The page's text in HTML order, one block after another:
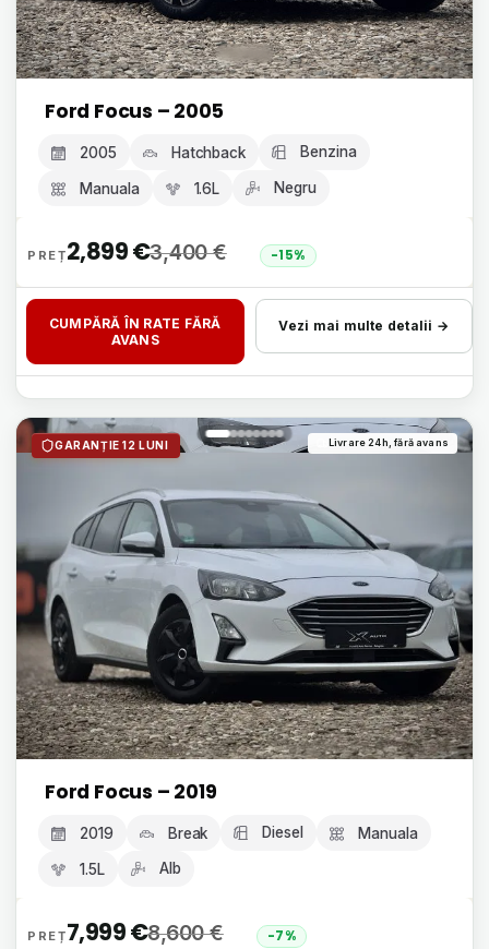
Ford Focus – 2005
2005 Hatchback Benzina
Manuala 1.6L Negru
3,400€
2,899€ -15%
CUMPĂRĂ ÎN RATE FĂRĂ
AVANS
Vezi mai multe detalii →
GARANȚIE 12 LUNI Livrare 24h, fără avans
Ford Focus – 2019
2019 Break Diesel Manuala
1.5L Alb
8,600€
7,999€ -7%